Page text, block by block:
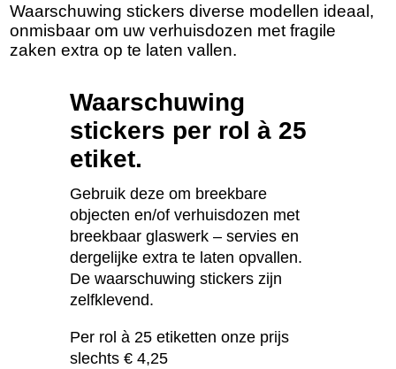
Waarschuwing stickers diverse modellen ideaal,
onmisbaar om uw verhuisdozen met fragile
zaken extra op te laten vallen.
Waarschuwing
stickers per rol à 25
etiket.
Gebruik deze om breekbare
objecten en/of verhuisdozen met
breekbaar glaswerk – servies en
dergelijke extra te laten opvallen.
De waarschuwing stickers zijn
zelfklevend.
Per rol à 25 etiketten onze prijs
slechts € 4,25